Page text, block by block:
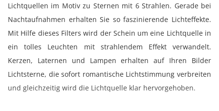
Lichtquellen im Motiv zu Sternen mit 6 Strahlen. Gerade bei
Nachtaufnahmen erhalten Sie so faszinierende Lichteffekte.
Mit Hilfe dieses Filters wird der Schein um eine Lichtquelle in
ein tolles Leuchten mit strahlendem Effekt verwandelt.
Kerzen, Laternen und Lampen erhalten auf Ihren Bilder
Lichtsterne, die sofort romantische Lichtstimmung verbreiten
und gleichzeitig wird die Lichtquelle klar hervorgehoben.